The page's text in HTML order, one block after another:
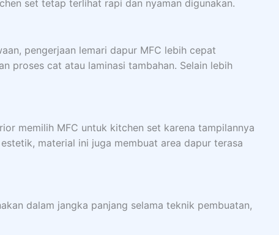
set tetap terlihat rapi dan nyaman digunakan.
pengerjaan lemari dapur MFC lebih cepat
proses cat atau laminasi tambahan. Selain lebih
memilih MFC untuk kitchen set karena tampilannya
material ini juga membuat area dapur terasa
dalam jangka panjang selama teknik pembuatan,